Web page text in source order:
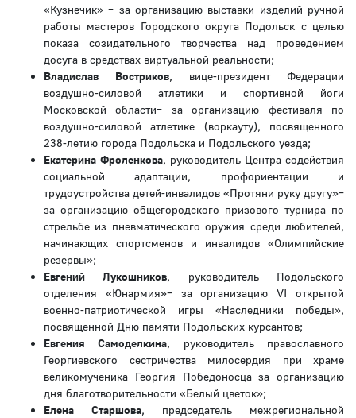
«Кузнечик» – за организацию выставки изделий ручной
работы мастеров Городского округа Подольск с целью
показа созидательного творчества над проведением
досуга в средствах виртуальной реальности;
Владислав Востриков, вице-президент Федерации
воздушно-силовой атлетики и спортивной йоги
Московской области– за организацию фестиваля по
воздушно-силовой атлетике (воркауту), посвященного
238-летию города Подольска и Подольского уезда;
Екатерина Фроленкова, руководитель Центра содействия
социальной адаптации, профориентации и
трудоустройства детей-инвалидов «Протяни руку другу»–
за организацию общегородского призового турнира по
стрельбе из пневматического оружия среди любителей,
начинающих спортсменов и инвалидов «Олимпийские
резервы»;
Евгений Лукошников, руководитель Подольского
отделения «Юнармия»– за организацию VI открытой
военно-патриотической игры «Наследники победы»,
посвященной Дню памяти Подольских курсантов;
Евгения Самоделкина, руководитель православного
Георгиевского сестричества милосердия при храме
великомученика Георгия Победоносца за организацию
дня благотворительности «Белый цветок»;
Елена Старшова, председатель межрегиональной